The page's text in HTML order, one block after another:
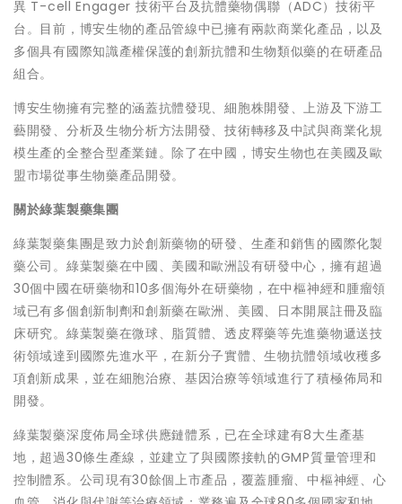
異 T-cell Engager 技術平台及抗體藥物偶聯（ADC）技術平
台。目前，博安生物的產品管線中已擁有兩款商業化產品，以及
多個具有國際知識產權保護的創新抗體和生物類似藥的在研產品
組合。
博安生物擁有完整的涵蓋抗體發現、細胞株開發、上游及下游工
藝開發、分析及生物分析方法開發、技術轉移及中試與商業化規
模生產的全整合型產業鏈。除了在中國，博安生物也在美國及歐
盟市場從事生物藥產品開發。
關於綠葉製藥集團
綠葉製藥集團是致力於創新藥物的研發、生產和銷售的國際化製
藥公司。綠葉製藥在中國、美國和歐洲設有研發中心，擁有超過
30個中國在研藥物和10多個海外在研藥物，在中樞神經和腫瘤領
域已有多個創新制劑和創新藥在歐洲、美國、日本開展註冊及臨
床研究。綠葉製藥在微球、脂質體、透皮釋藥等先進藥物遞送技
術領域達到國際先進水平，在新分子實體、生物抗體領域收穫多
項創新成果，並在細胞治療、基因治療等領域進行了積極佈局和
開發。
綠葉製藥深度佈局全球供應鏈體系，已在全球建有8大生產基
地，超過30條生產線，並建立了與國際接軌的GMP質量管理和
控制體系。公司現有30餘個上市產品，覆蓋腫瘤、中樞神經、心